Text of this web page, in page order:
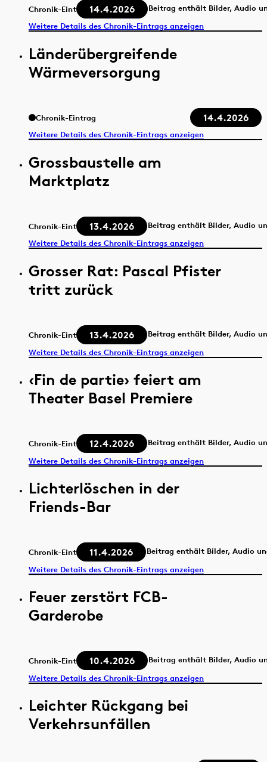
Chronik-Eintrag 14.4.2026
Beitrag enthält Bilder, Audio
Weitere Details des Chronik-Eintrags anzeigen
Länderübergreifende
Wärmeversorgung
Chronik-Eintrag 14.4.2026
Weitere Details des Chronik-Eintrags anzeigen
Grossbaustelle am
Marktplatz
Chronik-Eintrag 13.4.2026
Beitrag enthält Bilder, Audio
Weitere Details des Chronik-Eintrags anzeigen
Grosser Rat: Pascal Pfister
tritt zurück
Chronik-Eintrag 13.4.2026
Beitrag enthält Bilder, Audio
Weitere Details des Chronik-Eintrags anzeigen
‹Fin de partie› feiert am
Theater Basel Premiere
Chronik-Eintrag 12.4.2026
Beitrag enthält Bilder, Audio
Weitere Details des Chronik-Eintrags anzeigen
Lichterlöschen in der
Friends-Bar
Chronik-Eintrag 11.4.2026
Beitrag enthält Bilder, Audio
Weitere Details des Chronik-Eintrags anzeigen
Feuer zerstört FCB-
Garderobe
Chronik-Eintrag 10.4.2026
Beitrag enthält Bilder, Audio
Weitere Details des Chronik-Eintrags anzeigen
Leichter Rückgang bei
Verkehrsunfällen